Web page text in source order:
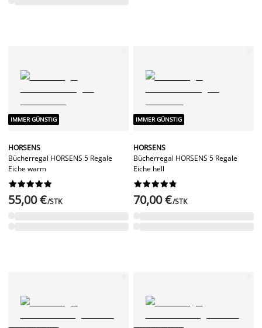
IMMER GÜNSTIG
HORSENS
Bücherregal HORSENS 5 Regale
Eiche warm






55,00 €/STK
IMMER GÜNSTIG
HORSENS
Bücherregal HORSENS 5 Regale
Eiche hell






70,00 €/STK